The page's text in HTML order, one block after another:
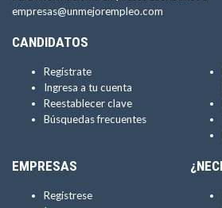
empresas@unmejorempleo.com
CANDIDATOS
Regístrate
Ingresa a tu cuenta
Reestablecer clave
Búsquedas frecuentes
EMPRESAS
Regístrese